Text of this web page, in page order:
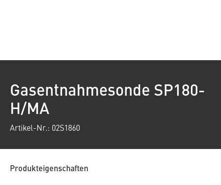
Gasentnahmesonde SP180-
H/MA
Artikel-Nr.: 02S1860
Produkteigenschaften